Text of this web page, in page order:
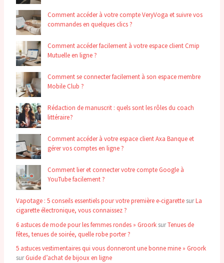
Comment accéder à votre compte VeryVoga et suivre vos
commandes en quelques clics ?
Comment accéder facilement à votre espace client Cmip
Mutuelle en ligne ?
Comment se connecter facilement à son espace membre
Mobile Club ?
Rédaction de manuscrit : quels sont les rôles du coach
littéraire ?
Comment accéder à votre espace client Axa Banque et
gérer vos comptes en ligne ?
Comment lier et connecter votre compte Google à
YouTube facilement ?
Vapotage : 5 conseils essentiels pour votre première e-cigarette surLa
cigarette électronique, vous connaissez ?
6 astuces de mode pour les femmes rondes » Groork surTenues de
fêtes, tenues de soirée, quelle robe porter ?
5 astuces vestimentaires qui vous donneront une bonne mine » Groork
surGuide d’achat de bijoux en ligne